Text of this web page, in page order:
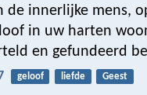
de innerlijke mens,
in uw harten
en gefundeerd
geloof liefde Geest